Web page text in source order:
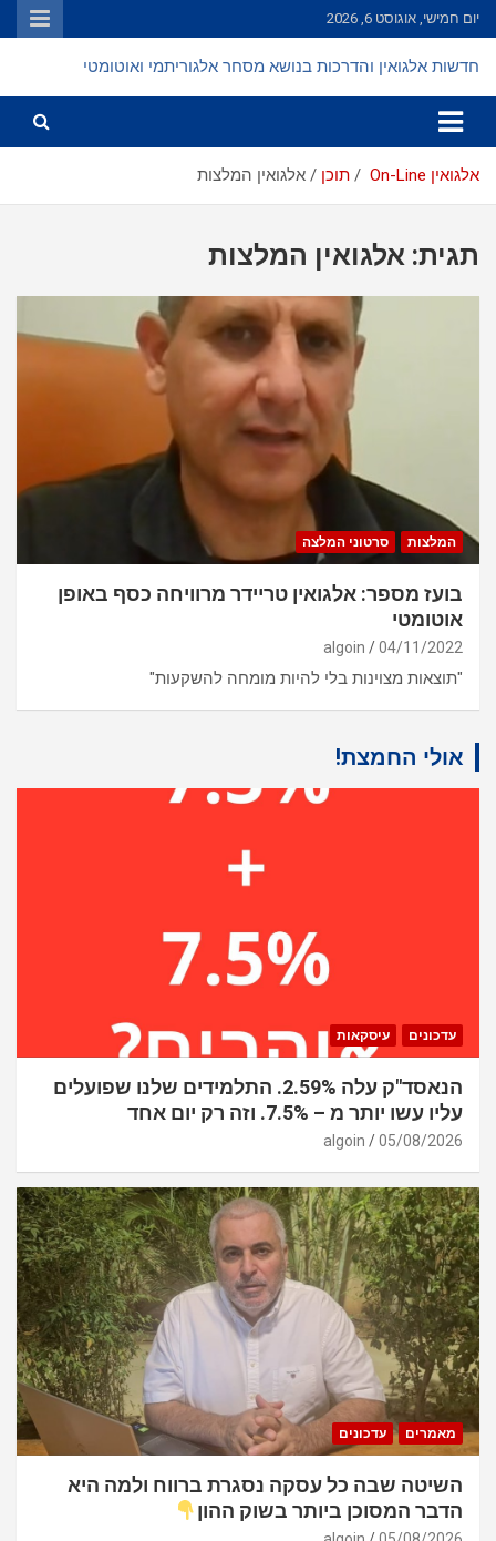
Skip
to
יום חמישי, אוגוסט 6, 2026
חדשות אלגואין והדרכות בנושא מסחר אלגוריתמי ואוטומטי
אלגואין On-Line תוכן אלגואין המלצות
תגית: אלגואין המלצות
המלצות סרטוני המלצה
בועז מספר: אלגואין טריידר מרוויחה כסף באופן
אוטומטי
04/11/2022
algoin
"תוצאות מצוינות בלי להיות מומחה להשקעות"
אולי החמצת!
עדכונים עיסקאות
הנאסד"ק עלה 2.59%. התלמידים שלנו שפועלים
עליו עשו יותר מ – 7.5%. וזה רק יום אחד
05/08/2026
algoin
מאמרים עדכונים
השיטה שבה כל עסקה נסגרת ברווח ולמה היא
הדבר המסוכן ביותר בשוק ההון